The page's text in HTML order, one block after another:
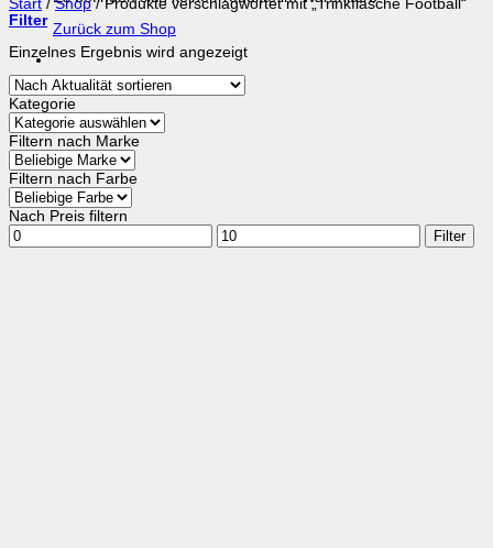
Zurück zum Shop
Start / Shop /Produkte verschlagwortet mit „Trinkflasche Football“
Filter
Einzelnes Ergebnis wird angezeigt
Kategorie
Filtern nach Marke
Filtern nach Farbe
Nach Preis filtern
Min.
Preis
Max.
Preis
Filter